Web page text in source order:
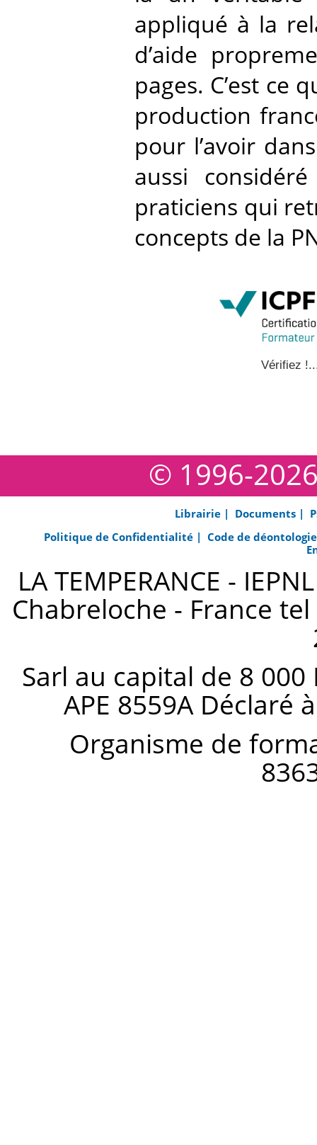
appliqué à la
d’aide
pages. C’est ce
production
pour l’avoir
aussi
praticiens qui
concepts de la
Vérifiez
© 1996-2026
Librairie | Documents |
Politique de Confidentialité | Code de
LA TEMPERANCE -
Chabreloche - France
Sarl au capital de 8 000
APE 8559A Déclaré
Organisme de